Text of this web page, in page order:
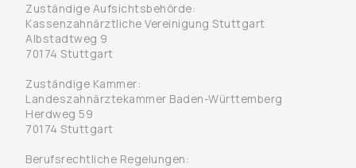
Zuständige Aufsichtsbehörde:
Kassenzahnärztliche Vereinigung Stuttgart
Albstadtweg 9
70174 Stuttgart
Zuständige Kammer:
Landeszahnärztekammer Baden-Württemberg
Herdweg 59
70174 Stuttgart
Berufsrechtliche Regelungen: